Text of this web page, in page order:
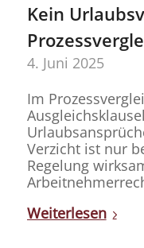
Kein
4. Juni 2025
Im
Verzicht ist nur
Regelung
Weiterlesen